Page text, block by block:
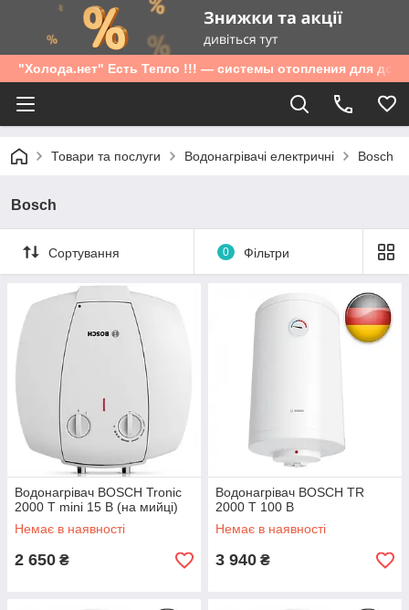
"Холода.нет" Есть Тепло !!! — системы отопления для дома
Товари та послуги Водонагрівачі електричні Bosch
Bosch
Сортування 0 Фільтри
Водонагрівач BOSCH Tronic
2000 T mini 15 B (на мийці)
Немає в наявності
2 650 ₴
Водонагрівач BOSCH TR
2000 T 100 B
Немає в наявності
3 940 ₴